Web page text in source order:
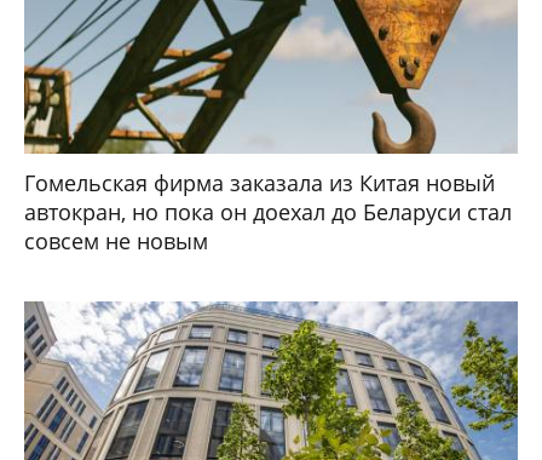
Гомельская фирма заказала из Китая новый
автокран, но пока он доехал до Беларуси стал
совсем не новым